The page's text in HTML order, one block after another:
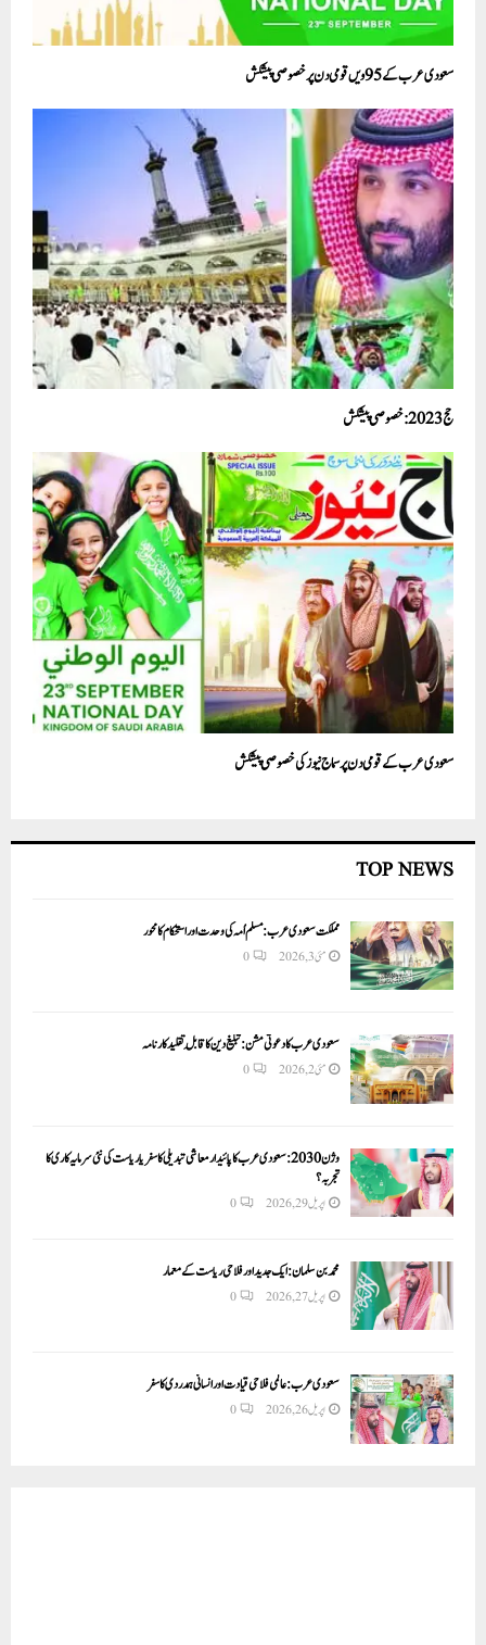
سعودی عرب کے 95ویں قومی دن پر خصوصی پیشکش
حج2023: خصوصی پیشکش
سعودی عرب کے قومی دن پر سماج نیوز کی خصوصی پیشکش
TOP NEWS
مملکت سعودی عرب: مسلم اُمہ کی وحدت اور استحکام کا محور
مئی 3, 2026 0
سعودی عرب کا دعوتی مشن: تبلیغ دین کا قابلِ تقلید کارنامہ
مئی 2, 2026 0
وژن 2030:سعودی عرب کا پائیدار معاشی تبدیلی کا سفر یا ریاست کی نئی سرمایہ کاری کا
تجربہ؟
اپریل 29, 2026 0
محمد بن سلمان: ایک جدید اور فلاحی ریاست کے معمار
اپریل 27, 2026 0
سعودی عرب: عالمی فلاحی قیادت اور انسانی ہمدردی کا سفر
اپریل 26, 2026 0